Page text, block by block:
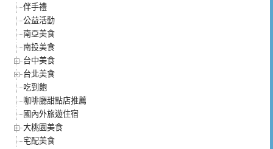
伴手禮
公益活動
南亞美食
南投美食
台中美食
台北美食
吃到飽
咖啡廳甜點店推薦
國內外旅遊住宿
大桃園美食
宅配美食